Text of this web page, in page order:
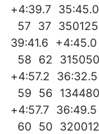
+4:39.7
57 37
39:41.6
58 62
+4:57.2
59 56
+4:57.7
60 50